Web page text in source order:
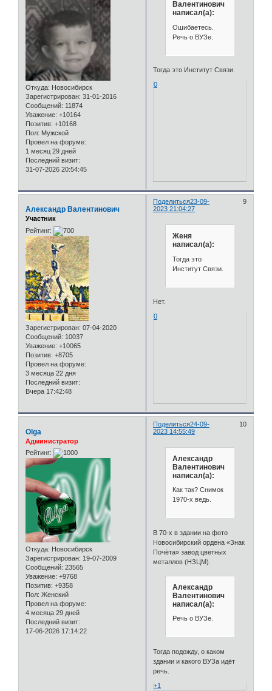
Откуда: Новосибирск
Зарегистрирован: 31-01-2016
Сообщений: 11874
Уважение: +10164
Позитив: +10168
Пол: Мужской
Провел на форуме:
1 месяц 29 дней
Последний визит:
31-07-2026 20:54:45
Валентинович
написал(а):
Ошибаетесь.
Речь о ВУЗе.
Тогда это Институт Связи.
0
Поделиться 9
23-09-
2023 21:04:27
Александр Валентинович
Участник
Рейтинг:
Зарегистрирован: 07-04-2020
Сообщений: 10037
Уважение: +10065
Позитив: +8705
Провел на форуме:
3 месяца 22 дня
Последний визит:
Вчера 17:42:48
Женя
написал(а):
Тогда это
Институт Связи.
Нет.
0
Поделиться 10
24-09-
2023 14:55:49
Olga
Администратор
Рейтинг:
Откуда: Новосибирск
Зарегистрирован: 19-07-2009
Сообщений: 23565
Уважение: +9768
Позитив: +9358
Пол: Женский
Провел на форуме:
4 месяца 29 дней
Последний визит:
17-06-2026 17:14:22
Александр
Валентинович
написал(а):
Как так? Снимок
1970-х ведь.
В 70-х в здании на фото
Новосибирский ордена «Знак
Почёта» завод цветных
металлов (НЗЦМ).
Александр
Валентинович
написал(а):
Речь о ВУЗе.
Тогда подожду, о каком
здании и какого ВУЗа идёт
речь.
+1